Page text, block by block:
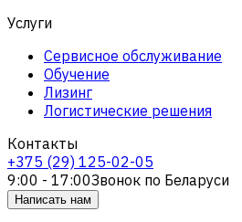
Услуги
Сервисное обслуживание
Обучение
Лизинг
Логистические решения
Контакты
+375 (29) 125-02-05
9:00 - 17:00Звонок по Беларуси
Написать нам